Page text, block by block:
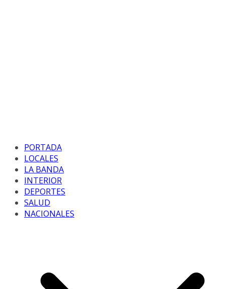
PORTADA
LOCALES
LA BANDA
INTERIOR
DEPORTES
SALUD
NACIONALES